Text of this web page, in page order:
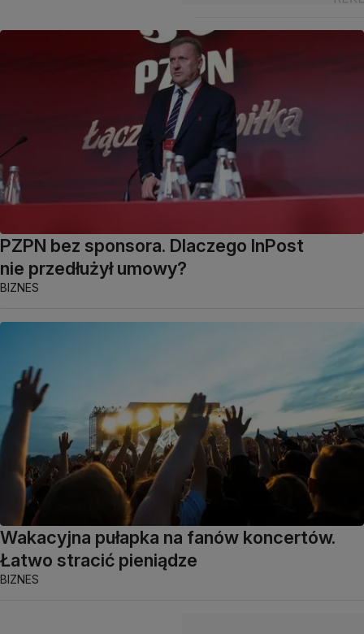
PZPN bez sponsora. Dlaczego InPost
nie przedłużył umowy?
BIZNES
Wakacyjna pułapka na fanów koncertów.
Łatwo stracić pieniądze
BIZNES